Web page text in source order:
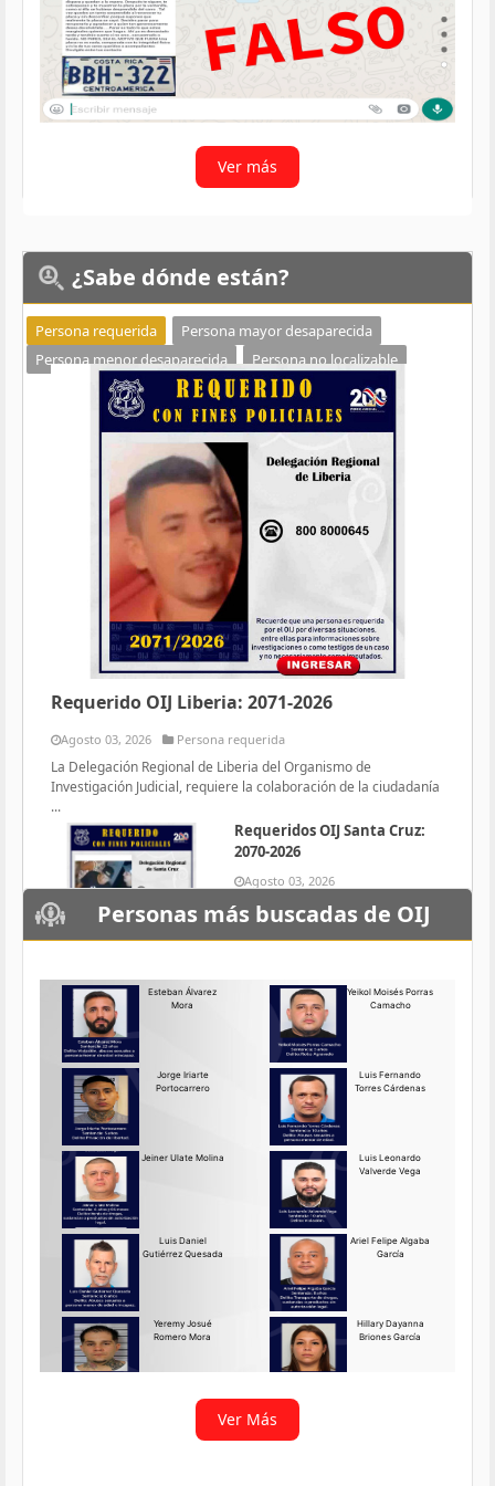
Ver más
¿Sabe dónde están?
Persona requerida
Persona mayor desaparecida
Persona menor desaparecida
Persona no localizable
Requerido OIJ Liberia: 2071-2026
Agosto 03, 2026 Persona requerida
La Delegación Regional de Liberia del Organismo de
Investigación Judicial, requiere la colaboración de la ciudadanía
...
Requeridos OIJ Santa Cruz:
2070-2026
Agosto 03, 2026
Persona requerida
La Delegación Regional de Santa
Requerido OIJ Puntarenas:
2069-2026
Agosto 03, 2026
Persona requerida
La Delegación Regional de
Puntarenas del Organismo de
Investigación
Ver más
Personas más buscadas de OIJ
Ver Más